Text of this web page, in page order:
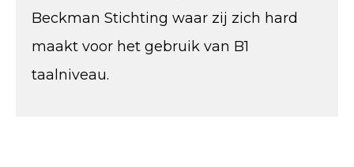
Beckman Stichting waar zij zich hard
maakt voor het gebruik van B1
taalniveau.